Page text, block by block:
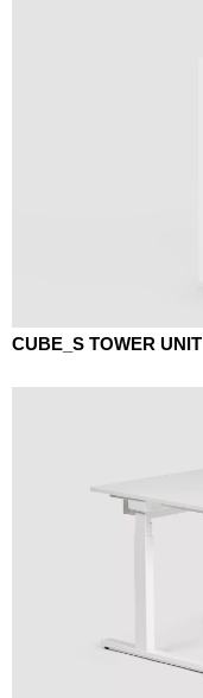
CUBE_S TOWER UNIT